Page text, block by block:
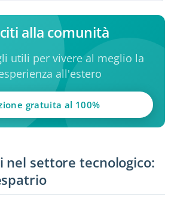
alla comunità
utili per vivere al meglio la
all'estero
gratuita al 100%
nel settore tecnologico: